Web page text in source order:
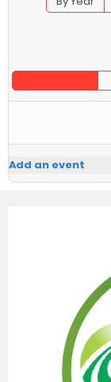
Add an event